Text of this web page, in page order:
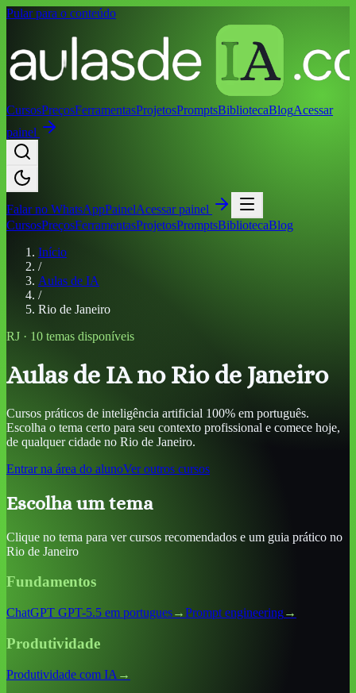
Pular para o conteúdo
CursosPreçosFerramentasProjetosPromptsBibliotecaBlogAcessar
painel
Falar no WhatsAppPainelAcessar painel
CursosPreçosFerramentasProjetosPromptsBibliotecaBlog
Início
/
Aulas de IA
/
Rio de Janeiro
RJ · 10 temas disponíveis
Aulas de IAno Rio de Janeiro
Cursos práticos de inteligência artificial 100% em português.
Escolha o tema certo para seu contexto profissional e comece hoje,
de qualquer cidade no Rio de Janeiro.
Entrar na área do alunoVer outros cursos
Escolha um tema
Clique no tema para ver cursos recomendados e um guia prático no
Rio de Janeiro
Fundamentos
ChatGPT GPT-5.5 em portugues→Prompt engineering→
Produtividade
Produtividade com IA →